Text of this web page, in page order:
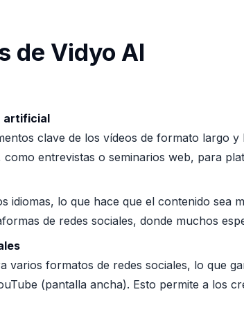
de Vidyo AI
artificial
clave de los vídeos de formato largo
entrevistas o seminarios web, para
idiomas, lo que hace que el contenido sea
de redes sociales, donde muchos
varios formatos de redes sociales, lo que
(pantalla ancha). Esto permite a los